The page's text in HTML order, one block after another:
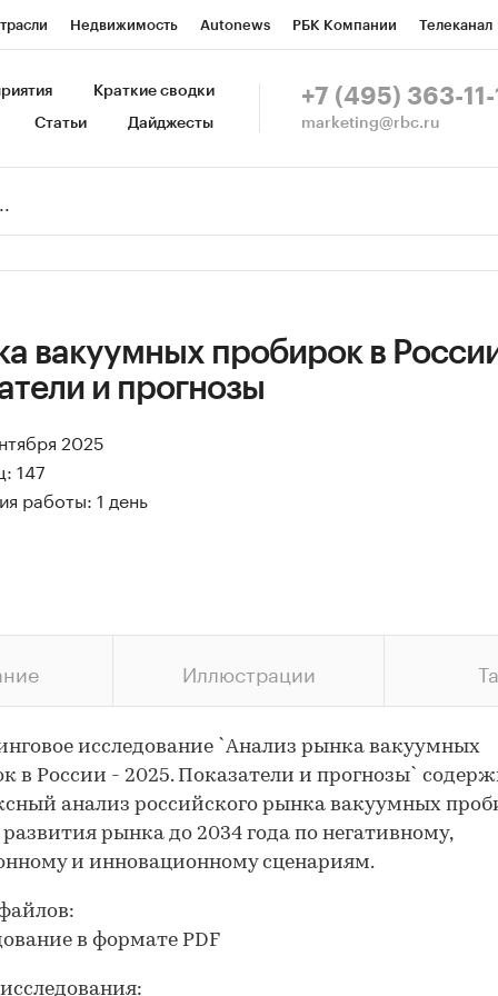
Недвижимость Autonews РБК Компании Телеканал
Спецпроекты СПб Конференции СПб Спецпроекты
Краткие сводки
Статьи Дайджесты
+7 (495) 363-11-
marketing@rbc.ru
вакуумных пробирок в
и прогнозы
2025
147
работы: 1 день
Иллюстрации
исследование `Анализ рынка вакуумных
в России - 2025. Показатели и прогнозы`
анализ российского рынка вакуумных
развития рынка до 2034 года по негативному,
и инновационному сценариям.
в формате PDF